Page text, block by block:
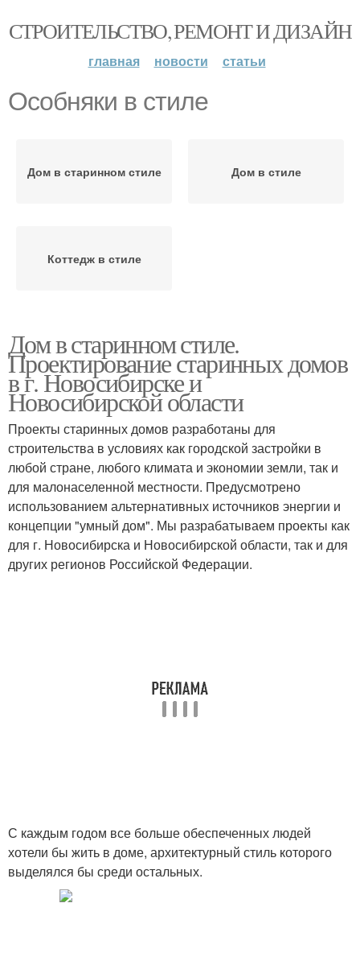
СТРОИТЕЛЬСТВО, РЕМОНТ И ДИЗАЙН
главная новости статьи
Особняки в стиле
Дом в старинном стиле Дом в стиле
Коттедж в стиле
Дом в старинном стиле.
Проектирование старинных домов
в г. Новосибирске и
Новосибирской области
Проекты старинных домов разработаны для
строительства в условиях как городской застройки в
любой стране, любого климата и экономии земли, так и
для малонаселенной местности. Предусмотрено
использованием альтернативных источников энергии и
концепции "умный дом". Мы разрабатываем проекты как
для г. Новосибирска и Новосибирской области, так и для
других регионов Российской Федерации.
С каждым годом все больше обеспеченных людей
хотели бы жить в доме, архитектурный стиль которого
выделялся бы среди остальных.